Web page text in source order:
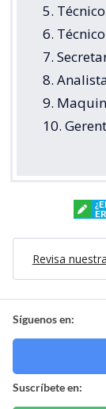
5.
6.
7.
8.
9.
10.
Revisa
Síguenos en:
Suscríbete en: